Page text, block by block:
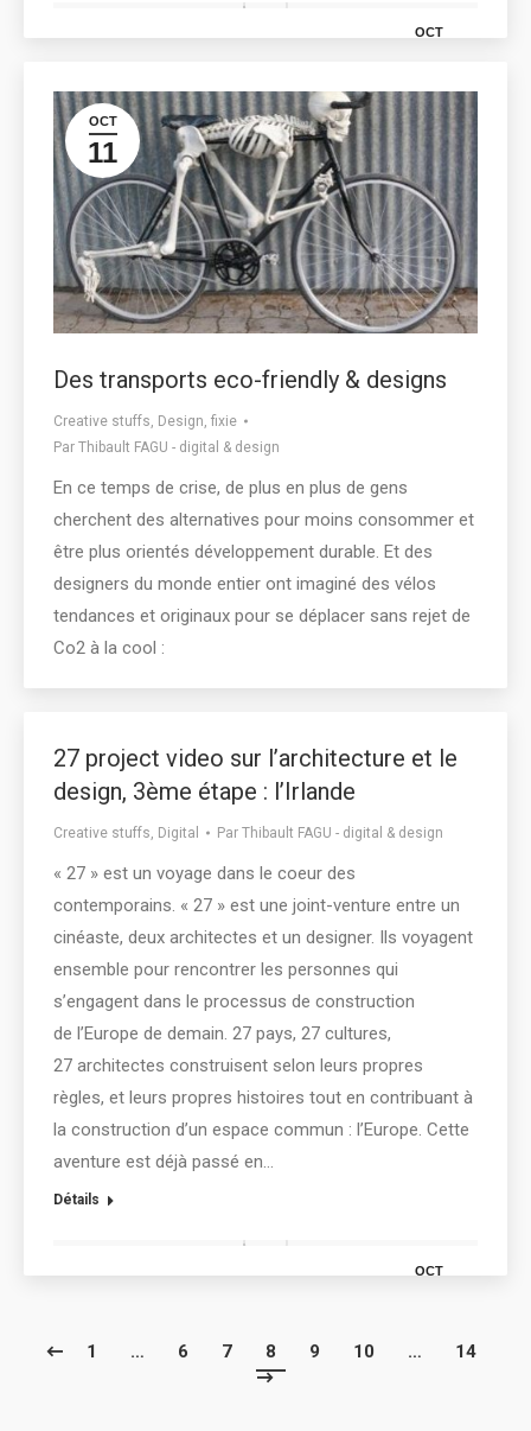
OCT
OCT
11
Des transports eco-friendly & designs
Creative stuffs, Design, fixie
Par Thibault FAGU - digital & design
En ce temps de crise, de plus en plus de gens
cherchent des alternatives pour moins consommer et
être plus orientés développement durable. Et des
designers du monde entier ont imaginé des vélos
tendances et originaux pour se déplacer sans rejet de
Co2 à la cool :
27 project video sur l’architecture et le
design, 3ème étape : l’Irlande
Creative stuffs, Digital Par Thibault FAGU - digital & design
« 27 » est un voyage dans le coeur des
contemporains. « 27 » est une joint-venture entre un
cinéaste, deux architectes et un designer. Ils voyagent
ensemble pour rencontrer les personnes qui
s’engagent dans le processus de construction
de l’Europe de demain. 27 pays, 27 cultures,
27 architectes construisent selon leurs propres
règles, et leurs propres histoires tout en contribuant à
la construction d’un espace commun : l’Europe. Cette
aventure est déjà passé en…
Détails
OCT
1 … 6 7 8 9 10 … 14